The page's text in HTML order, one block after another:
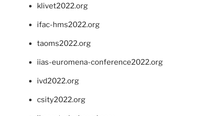
klivet2022.org
ifac-hms2022.org
taoms2022.org
iias-euromena-conference2022.org
ivd2022.org
csity2022.org